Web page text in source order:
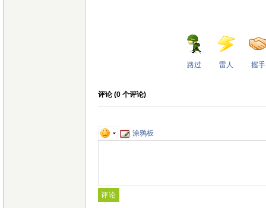
路过 雷人 握手
评论 (0 个评论)
涂鸦板